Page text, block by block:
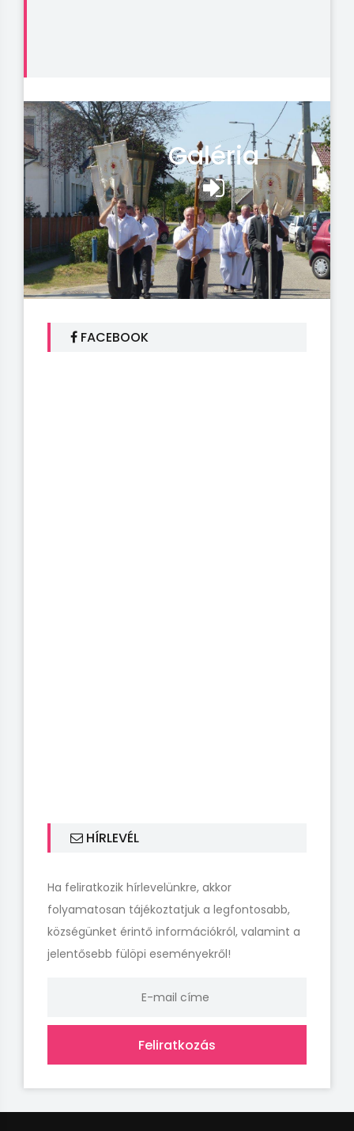
Galéria
FACEBOOK
HÍRLEVÉL
Ha feliratkozik hírlevelünkre, akkor
folyamatosan tájékoztatjuk a legfontosabb,
községünket érintő információkról, valamint a
jelentősebb fülöpi eseményekről!
Feliratkozás